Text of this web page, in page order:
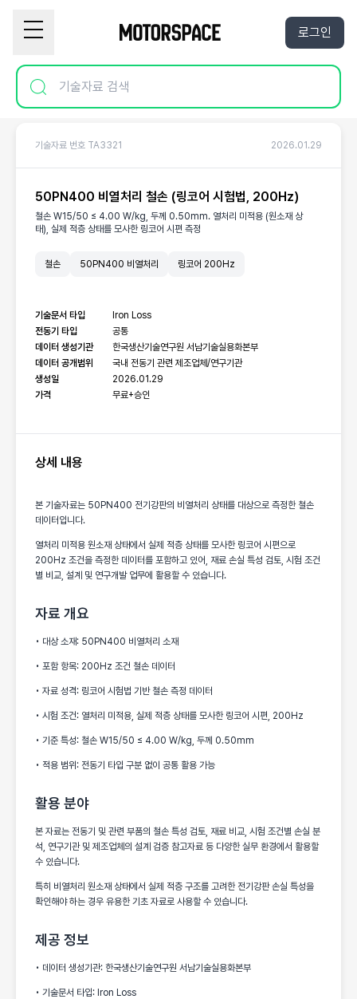
로그인
기술자료 번호 TA3321 2026.01.29
50PN400 비열처리 철손 (링코어 시험법, 200Hz)
철손 W15/50 ≤ 4.00 W/kg, 두께 0.50mm. 열처리 미적용 (원소재 상
태), 실제 적층 상태를 모사한 링코어 시편 측정
철손 50PN400 비열처리 링코어 200Hz
기술문서 타입
Iron Loss
전동기 타입
공통
데이터 생성기관
한국생산기술연구원 서남기술실용화본부
데이터 공개범위
국내 전동기 관련 제조업체/연구기관
생성일
2026.01.29
가격
무료+승인
상세 내용
본 기술자료는 50PN400 전기강판의 비열처리 상태를 대상으로 측정한 철손
데이터입니다.
열처리 미적용 원소재 상태에서 실제 적층 상태를 모사한 링코어 시편으로
200Hz 조건을 측정한 데이터를 포함하고 있어, 재료 손실 특성 검토, 시험 조건
별 비교, 설계 및 연구개발 업무에 활용할 수 있습니다.
자료 개요
• 대상 소재: 50PN400 비열처리 소재
• 포함 항목: 200Hz 조건 철손 데이터
• 자료 성격: 링코어 시험법 기반 철손 측정 데이터
• 시험 조건: 열처리 미적용, 실제 적층 상태를 모사한 링코어 시편, 200Hz
• 기준 특성: 철손 W15/50 ≤ 4.00 W/kg, 두께 0.50mm
• 적용 범위: 전동기 타입 구분 없이 공통 활용 가능
활용 분야
본 자료는 전동기 및 관련 부품의 철손 특성 검토, 재료 비교, 시험 조건별 손실 분
석, 연구기관 및 제조업체의 설계 검증 참고자료 등 다양한 실무 환경에서 활용할
수 있습니다.
특히 비열처리 원소재 상태에서 실제 적층 구조를 고려한 전기강판 손실 특성을
확인해야 하는 경우 유용한 기초 자료로 사용할 수 있습니다.
제공 정보
• 데이터 생성기관: 한국생산기술연구원 서남기술실용화본부
• 기술문서 타입: Iron Loss